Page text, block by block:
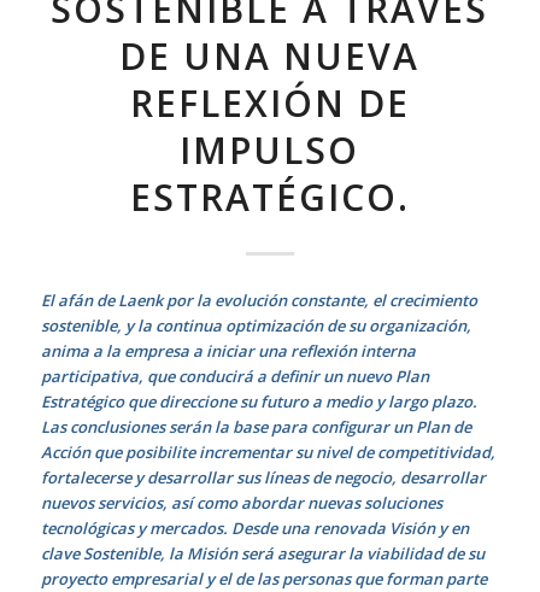
DE UNA NUEVA
REFLEXIÓN DE
IMPULSO
ESTRATÉGICO.
El afán de Laenk por la evolución constante, el crecimiento
sostenible, y la continua optimización de su organización,
anima a la empresa a iniciar una reflexión interna
participativa, que conducirá a definir un nuevo Plan
Estratégico que direccione su futuro a medio y largo plazo.
Las conclusiones serán la base para configurar un Plan de
Acción que posibilite incrementar su nivel de competitividad,
fortalecerse y desarrollar sus líneas de negocio, desarrollar
nuevos servicios, así como abordar nuevas soluciones
tecnológicas y mercados. Desde una renovada Visión y en
clave Sostenible, la Misión será asegurar la viabilidad de su
proyecto empresarial y el de las personas que forman parte